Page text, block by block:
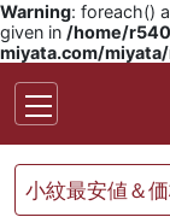
Warning: foreach()
given in /home/
miyata.com/
小紋最安値＆